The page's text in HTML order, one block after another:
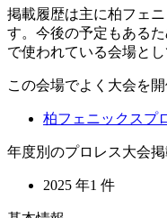
掲載履歴は主に柏フェ
す。今後の予定もある
で使われている会場とし
この会場でよく大会を
柏フェニックスプ
年度別のプロレス大会
2025 年1 件